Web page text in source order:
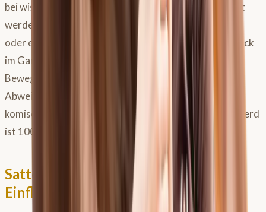
bei wissenschaftlichen Untersuchungen berücksichtigt
werden. Dennoch ist die Erhebung eines “Status Quo”
oder eines “Signature Gate” (individueller Fingerabdruck
im Gangbild) sehr wertvoll. Kennst du das normale
Bewegungsmuster deines Pferdes, lassen sich
Abweichungen bei Unklarheiten (“läuft der heute
komisch?”) schneller und objektiver einordnen. Kein Pferd
ist 100 % symmetrisch.
Satteldruckmessung: Deinen Reiter-
Einfluss sichtbar machen